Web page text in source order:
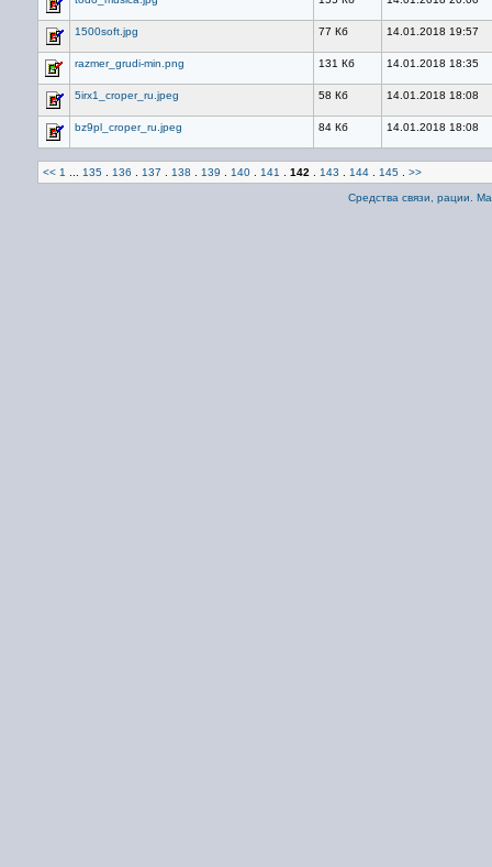
1500soft.jpg 77 Кб 14.01.2018 19:57
razmer_grudi-min.png 131 Кб 14.01.2018 18:35
5irx1_croper_ru.jpeg 58 Кб 14.01.2018 18:08
bz9pl_croper_ru.jpeg 84 Кб 14.01.2018 18:08
<< 1 135 136 137 138 139 140 141 142 143 144 145 >>
Средства связи, рации.